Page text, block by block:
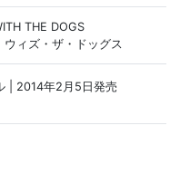
THE DOGS
ウィズ・ザ・ドッグス
| 2014年2月5日発売